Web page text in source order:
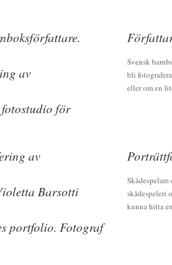
Svensk
bli
eller om en
skådespeleri
kunna hitta